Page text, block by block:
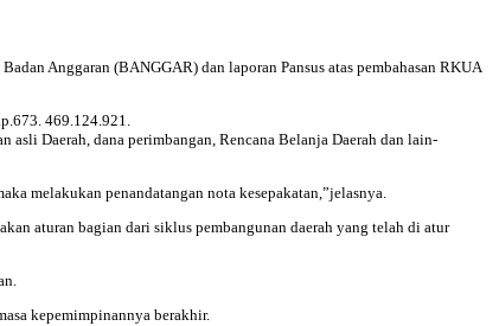
Anggaran (BANGGAR) dan laporan Pansus atas pembahasan RKUA
469.124.921.
Daerah, dana perimbangan, Rencana Belanja Daerah dan lain-
melakukan penandatangan nota kesepakatan,”jelasnya.
aturan bagian dari siklus pembangunan daerah yang telah di atur
kepemimpinannya berakhir.